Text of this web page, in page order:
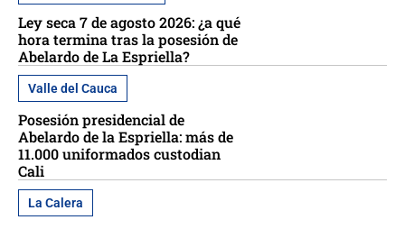
Ley seca 7 de agosto 2026: ¿a qué
hora termina tras la posesión de
Abelardo de La Espriella?
Valle del Cauca
Posesión presidencial de
Abelardo de la Espriella: más de
11.000 uniformados custodian
Cali
La Calera